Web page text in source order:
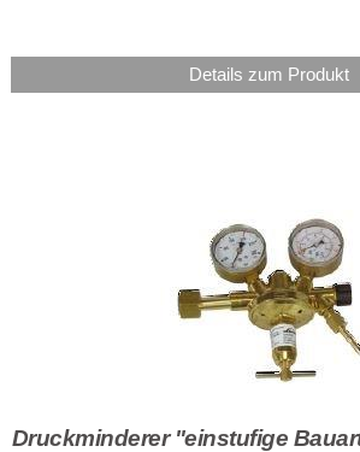
Details zum Produkt
Druckminderer "einstufige